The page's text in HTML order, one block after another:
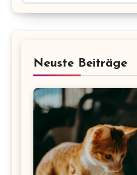
Neuste Beiträge